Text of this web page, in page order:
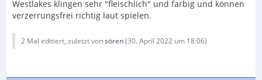
Westlakes klingen sehr "fleischlich" und farbig und können
verzerrungsfrei richtig laut spielen.
2 Mal editiert, zuletzt vonsören(30. April 2022 um 18:06)